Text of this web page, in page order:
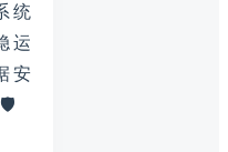
统
运
安
🛡️